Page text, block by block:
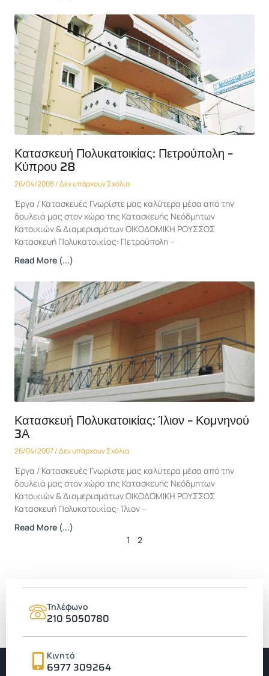
Κατασκευή Πολυκατοικίας: Πετρούπολη –
Κύπρου 28
26/04/2008 Δεν υπάρχουν Σχόλια
Έργα / Κατασκευές Γνωρίστε μας καλύτερα μέσα από την
δουλειά μας στον χώρο της Κατασκευής Νεόδμητων
Κατοικιών & Διαμερισμάτων ΟΙΚΟΔΟΜΙΚΗ ΡΟΥΣΣΟΣ
Κατασκευή Πολυκατοικίας: Πετρούπολη –
Read More (...)
Κατασκευή Πολυκατοικίας: Ίλιον – Κομνηνού
3Α
26/04/2007 Δεν υπάρχουν Σχόλια
Έργα / Κατασκευές Γνωρίστε μας καλύτερα μέσα από την
δουλειά μας στον χώρο της Κατασκευής Νεόδμητων
Κατοικιών & Διαμερισμάτων ΟΙΚΟΔΟΜΙΚΗ ΡΟΥΣΣΟΣ
Κατασκευή Πολυκατοικίας: Ίλιον –
Read More (...)
1
2
Τηλέφωνο
210 5050780
Κινητό
6977 309264